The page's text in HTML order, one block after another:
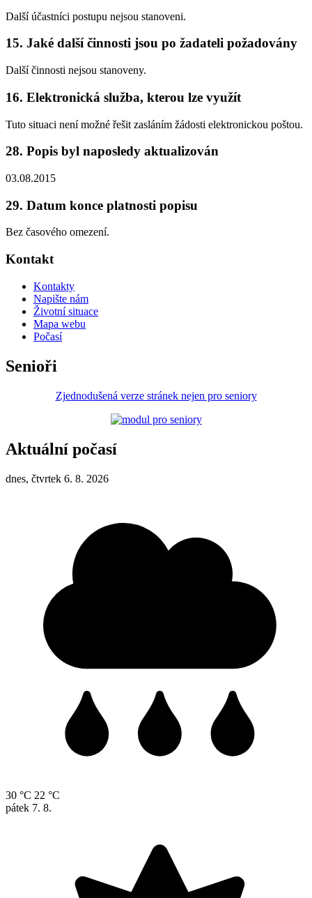
Další účastníci postupu nejsou stanoveni.
15. Jaké další činnosti jsou po žadateli požadovány
Další činnosti nejsou stanoveny.
16. Elektronická služba, kterou lze využít
Tuto situaci není možné řešit zasláním žádosti elektronickou poštou.
28. Popis byl naposledy aktualizován
03.08.2015
29. Datum konce platnosti popisu
Bez časového omezení.
Kontakt
Kontakty
Napište nám
Životní situace
Mapa webu
Počasí
Senioři
Zjednodušená verze stránek nejen pro seniory
Aktuální počasí
dnes, čtvrtek 6. 8. 2026
30 °C 22 °C
pátek 7. 8.